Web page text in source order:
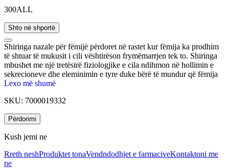
300ALL
Shto në shportë
Shiringa nazale për fëmijë përdoret në rastet kur fëmija ka prodhim
të shtuar të mukusit i cili vështirëson frymëmarrjen tek to. Shiringa
mbushet me një tretësirë fiziologjike e cila ndihmon në hollimin e
sekrecioneve dhe eleminimin e tyre duke bërë të mundur që fëmija
të ushqehet dhe të marrë frymë pa shqetësime.
Lexo më shumë
SKU: 7000019332
Përdorimi
Kush jemi ne
Rreth neshProduktet tonaVendndodhjet e farmaciveKontaktoni me
ne